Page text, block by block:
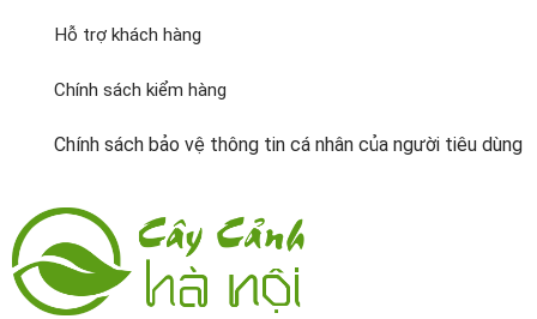
Hỗ trợ khách hàng
Chính sách kiểm hàng
Chính sách bảo vệ thông tin cá nhân của người tiêu dùng